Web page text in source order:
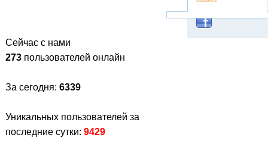
Сейчас с нами
273 пользователей онлайн
За сегодня: 6339
Уникальных пользователей за
последние сутки: 9429